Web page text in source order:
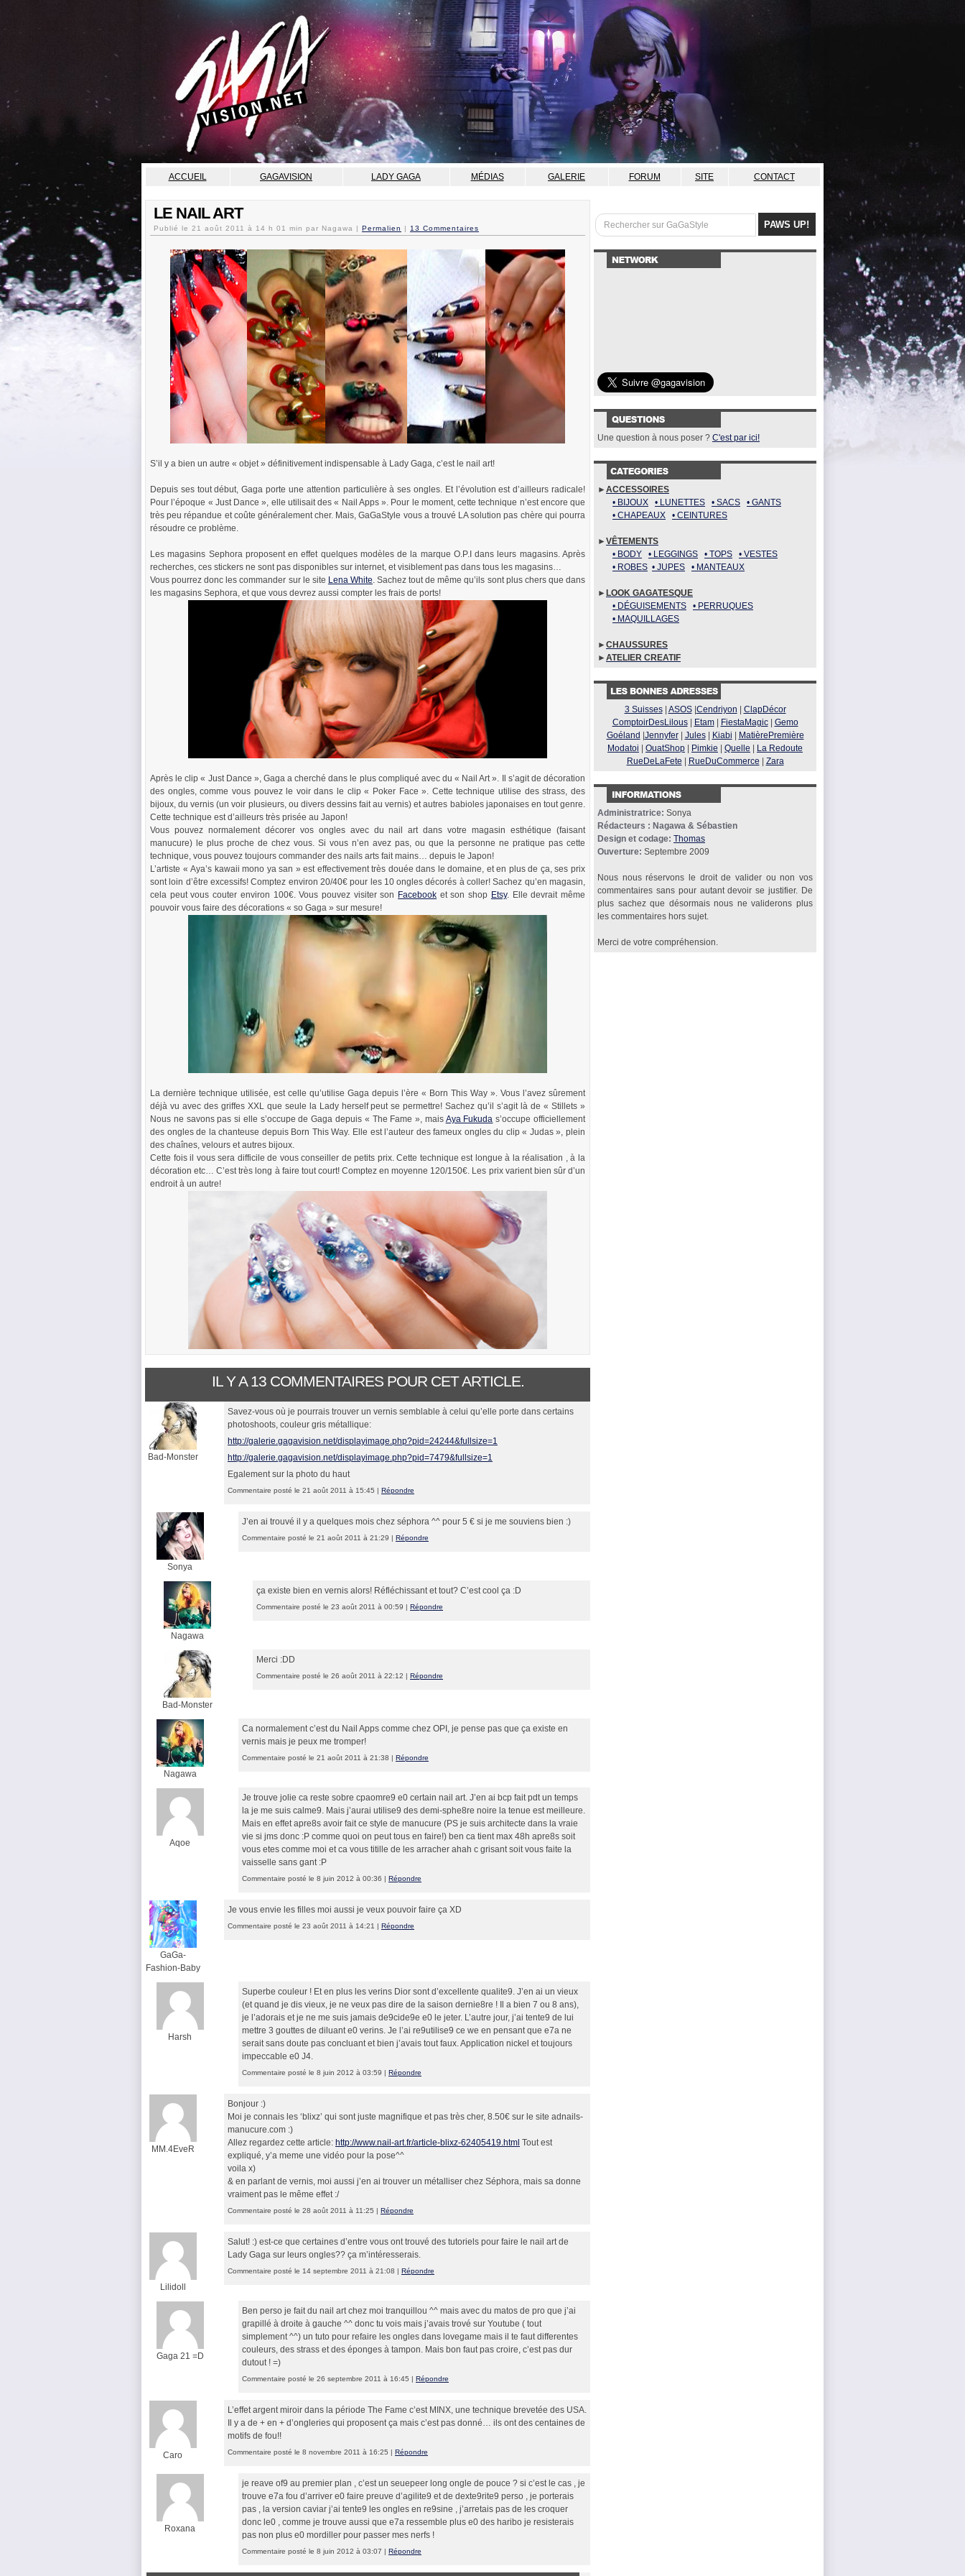
ACCUEIL GAGAVISION LADY GAGA MÉDIAS GALERIE FORUM SITE CONTACT
LE NAIL ART
Publié le 21 août 2011 à 14 h 01 min par Nagawa | Permalien | 13 Commentaires
S’il y a bien un autre « objet » définitivement indispensable à Lady Gaga, c’est le nail art!
Depuis ses tout début, Gaga porte une attention particulière à ses ongles. Et l’évolution est d’ailleurs radicale!
Pour l’époque « Just Dance », elle utilisait des « Nail Apps ». Pour le moment, cette technique n’est encore que
très peu répandue et coûte généralement cher. Mais, GaGaStyle vous a trouvé LA solution pas chère qui pourra
résoudre ce problème.
Les magasins Sephora proposent en effet quelques modèles de la marque O.P.I dans leurs magasins. Après
recherches, ces stickers ne sont pas disponibles sur internet, et visiblement pas dans tous les magasins…
Vous pourrez donc les commander sur le site
Lena White . Sachez tout de même qu’ils sont plus chers que dans
les magasins Sephora, et que vous devrez aussi compter les frais de ports!
Après le clip « Just Dance », Gaga a cherché dans le plus compliqué avec du « Nail Art ». Il s’agit de décoration
des ongles, comme vous pouvez le voir dans le clip « Poker Face ». Cette technique utilise des strass, des
bijoux, du vernis (un voir plusieurs, ou divers dessins fait au vernis) et autres babioles japonaises en tout genre.
Cette technique est d’ailleurs très prisée au Japon!
Vous pouvez normalement décorer vos ongles avec du nail art dans votre magasin esthétique (faisant
manucure) le plus proche de chez vous. Si vous n’en avez pas, ou que la personne ne pratique pas cette
technique, vous pouvez toujours commander des nails arts fait mains… depuis le Japon!
L’artiste « Aya’s kawaii mono ya san » est effectivement très douée dans le domaine, et en plus de ça, ses prix
sont loin d’être excessifs! Comptez environ 20/40€ pour les 10 ongles décorés à coller! Sachez qu’en magasin,
cela peut vous couter environ 100€. Vous pouvez visiter son
Facebook et son shop Etsy. Elle devrait même
pouvoir vous faire des décorations « so Gaga » sur mesure!
La dernière technique utilisée, est celle qu’utilise Gaga depuis l’ère « Born This Way ». Vous l’avez sûrement
déjà vu avec des griffes XXL que seule la Lady herself peut se permettre! Sachez qu’il s’agit là de « Stillets »
Nous ne savons pas si elle s’occupe de Gaga depuis « The Fame », mais Aya Fukuda s’occupe officiellement
des ongles de la chanteuse depuis Born This Way. Elle est l’auteur des fameux ongles du clip « Judas », plein
des chaînes, velours et autres bijoux.
Cette fois il vous sera difficile de vous conseiller de petits prix. Cette technique est longue à la réalisation , à la
décoration etc… C’est très long à faire tout court! Comptez en moyenne 120/150€. Les prix varient bien sûr d’un
endroit à un autre!
IL Y A 13 COMMENTAIRES POUR CET ARTICLE.
Bad-Monster
Savez-vous où je pourrais trouver un vernis semblable à celui qu’elle porte dans certains
photoshoots, couleur gris métallique:
http://galerie.gagavision.net/displayimage.php?pid=24244&fullsize=1
http://galerie.gagavision.net/displayimage.php?pid=7479&fullsize=1
Egalement sur la photo du haut
Commentaire posté le 21 août 2011 à 15:45 | Répondre
Sonya
J’en ai trouvé il y a quelques mois chez séphora ^^ pour 5 € si je me souviens bien :)
Commentaire posté le 21 août 2011 à 21:29 | Répondre
Nagawa
ça existe bien en vernis alors! Réfléchissant et tout? C’est cool ça :D
Commentaire posté le 23 août 2011 à 00:59 | Répondre
Bad-Monster
Merci :DD
Commentaire posté le 26 août 2011 à 22:12 | Répondre
Nagawa
Ca normalement c’est du Nail Apps comme chez OPI, je pense pas que ça existe en
vernis mais je peux me tromper!
Commentaire posté le 21 août 2011 à 21:38 | Répondre
Aqoe
Je trouve jolie ca reste sobre cpaomre9 e0 certain nail art. J’en ai bcp fait pdt un temps
la je me suis calme9. Mais j’aurai utilise9 des demi-sphe8re noire la tenue est meilleure.
Mais en effet apre8s avoir fait ce style de manucure (PS je suis architecte dans la vraie
vie si jms donc :P comme quoi on peut tous en faire!) ben ca tient max 48h apre8s soit
vous etes comme moi et ca vous titille de les arracher ahah c grisant soit vous faite la
vaisselle sans gant :P
Commentaire posté le 8 juin 2012 à 00:36 | Répondre
GaGa-
Fashion-Baby
Je vous envie les filles moi aussi je veux pouvoir faire ça XD
Commentaire posté le 23 août 2011 à 14:21 | Répondre
Harsh
Superbe couleur ! Et en plus les verins Dior sont d’excellente qualite9. J’en ai un vieux
(et quand je dis vieux, je ne veux pas dire de la saison dernie8re ! Il a bien 7 ou 8 ans),
je l’adorais et je ne me suis jamais de9cide9e e0 le jeter. L’autre jour, j’ai tente9 de lui
mettre 3 gouttes de diluant e0 verins. Je l’ai re9utilise9 ce we en pensant que e7a ne
serait sans doute pas concluant et bien j’avais tout faux. Application nickel et toujours
impeccable e0 J4.
Commentaire posté le 8 juin 2012 à 03:59 | Répondre
MM.4EveR
Bonjour :)
Moi je connais les ‘blixz’ qui sont juste magnifique et pas très cher, 8.50€ sur le site adnails-
manucure.com :)
Allez regardez cette article: http://www.nail-art.fr/article-blixz-62405419.html Tout est
expliqué, y’a meme une vidéo pour la pose^^
voila x)
& en parlant de vernis, moi aussi j’en ai trouver un métalliser chez Séphora, mais sa donne
vraiment pas le même effet :/
Commentaire posté le 28 août 2011 à 11:25 | Répondre
Lilidoll
Salut! :) est-ce que certaines d’entre vous ont trouvé des tutoriels pour faire le nail art de
Lady Gaga sur leurs ongles?? ça m’intéresserais.
Commentaire posté le 14 septembre 2011 à 21:08 | Répondre
Gaga 21 =D
Ben perso je fait du nail art chez moi tranquillou ^^ mais avec du matos de pro que j’ai
grapillé à droite à gauche ^^ donc tu vois mais j’avais trové sur Youtube ( tout
simplement ^^) un tuto pour refaire les ongles dans lovegame mais il te faut differentes
couleurs, des strass et des éponges à tampon. Mais bon faut pas croire, c’est pas dur
dutout ! =)
Commentaire posté le 26 septembre 2011 à 16:45 | Répondre
Caro
L’effet argent miroir dans la période The Fame c’est MINX, une technique brevetée des USA.
Il y a de + en + d’ongleries qui proposent ça mais c’est pas donné… ils ont des centaines de
motifs de fou!!
Commentaire posté le 8 novembre 2011 à 16:25 | Répondre
Roxana
je reave of9 au premier plan , c’est un seuepeer long ongle de pouce ? si c’est le cas , je
trouve e7a fou d’arriver e0 faire preuve d’agilite9 et de dexte9rite9 perso , je porterais
pas , la version caviar j’ai tente9 les ongles en re9sine , j’arretais pas de les croquer
donc le0 , comme je trouve aussi que e7a ressemble plus e0 des haribo je resisterais
pas non plus e0 mordiller pour passer mes nerfs !
Commentaire posté le 8 juin 2012 à 03:07 | Répondre
Une question à nous poser ? C'est par ici!
► ACCESSOIRES
• BIJOUX • LUNETTES • SACS
• GANTS
• CHAPEAUX • CEINTURES
► VÊTEMENTS
• BODY • LEGGINGS • TOPS
• VESTES
• ROBES • JUPES • MANTEAUX
► LOOK GAGATESQUE
• DÉGUISEMENTS
• PERRUQUES
• MAQUILLAGES
► CHAUSSURES
► ATELIER CREATIF
3 Suisses| ASOS| Cendriyon
ClapDécor
ComptoirDesLilous| Etam| FiestaMagic| Gemo
Goéland
Jennyfer| Jules| Kiabi
MatièrePremière
Modatoi
OuatShop Pimkie Quelle
La Redoute
RueDeLaFete
RueDuCommerce Zara
Administratrice: Sonya
Rédacteurs : Nagawa & Sébastien
Design et codage: Thomas
Ouverture: Septembre 2009
Nous nous réservons le droit de valider ou non vos
commentaires sans pour autant devoir se justifier. De
plus sachez que désormais nous ne validerons plus
les commentaires hors sujet.
Merci de votre compréhension.